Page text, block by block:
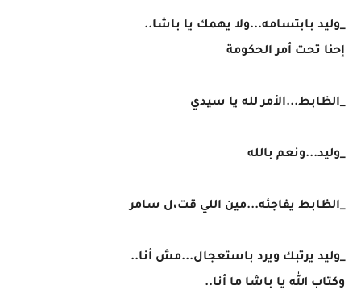
_وليد بابتسامه...ولا يهمك يا باشا..
إحنا تحت أمر الحكومة
_الظابط...الأمر لله يا سيدي
_وليد...ونعم بالله
_الظابط يفاجئه...مين اللي قت،ل سامر
_وليد يرتبك ويرد باستعجال...مش أنا..
وكتاب الله يا باشا ما أنا..